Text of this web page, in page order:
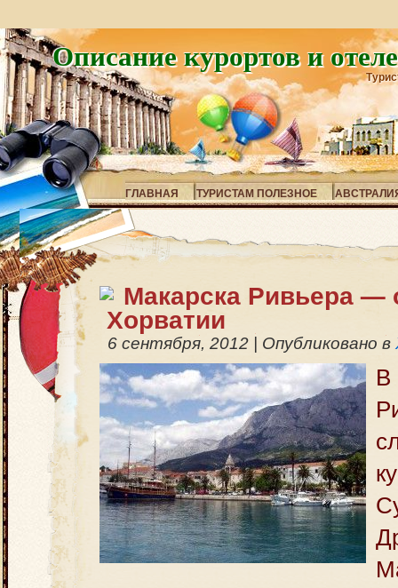
Описание курортов и
ГЛАВНАЯ ТУРИСТАМ ПОЛЕЗНОЕ
Макарска Ривьера —
Хорватии
6 сентября, 2012 Опубликовано в
В